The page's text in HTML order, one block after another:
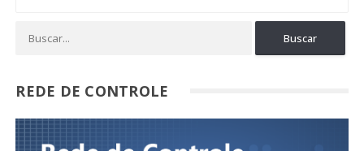
REDE DE CONTROLE